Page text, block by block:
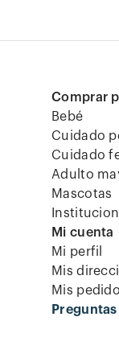
Comprar
Bebé
Cuidado
Cuidado
Adulto
Mascotas
Mi cuenta
Mi perfil
Mis
Mis